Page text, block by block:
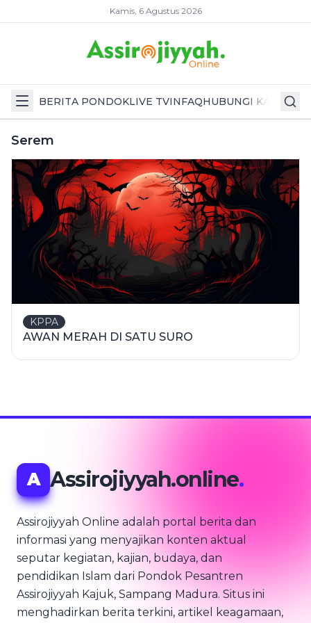
Kamis, 6 Agustus 2026
BERITA PONDOKLIVE TVINFAQHUBUNGI KAMI
Serem
KPPA
AWAN MERAH DI SATU SURO
A Assirojiyyah.online.
Assirojiyyah Online adalah portal berita dan
informasi yang menyajikan konten aktual
seputar kegiatan, kajian, budaya, dan
pendidikan Islam dari Pondok Pesantren
Assirojiyyah Kajuk, Sampang Madura. Situs ini
menghadirkan berita terkini, artikel keagamaan,